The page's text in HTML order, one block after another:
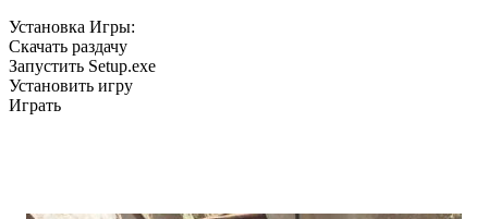
Установка Игры:
Скачать раздачу
Запустить Setup.exe
Установить игру
Играть